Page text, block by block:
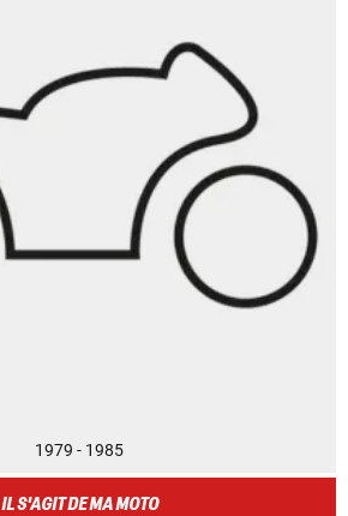
1979 - 1985
IL S'AGIT DE MA MOTO